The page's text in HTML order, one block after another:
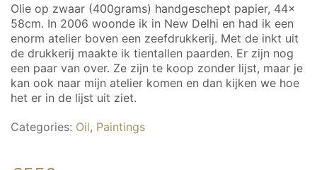
Olie op zwaar (400grams) handgeschept papier, 44x
58cm. In 2006 woonde ik in New Delhi en had ik een
enorm atelier boven een zeefdrukkerij. Met de inkt uit
de drukkerij maakte ik tientallen paarden. Er zijn nog
een paar van over. Ze zijn te koop zonder lijst, maar je
kan ook naar mijn atelier komen en dan kijken we hoe
het er in de lijst uit ziet.
Categories: Oil, Paintings